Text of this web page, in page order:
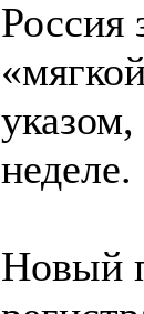
Россия
неделе.
Новый